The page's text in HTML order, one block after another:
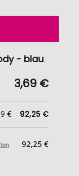
- blau
3,69 €
€ 92,25 €
92,25 €